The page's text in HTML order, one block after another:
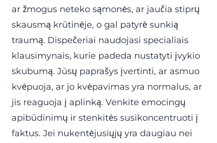
ar žmogus neteko sąmonės, ar jaučia stiprų
skausmą krūtinėje, o gal patyrė sunkią
traumą. Dispečeriai naudojasi specialiais
klausimynais, kurie padeda nustatyti įvykio
skubumą. Jūsų paprašys įvertinti, ar asmuo
kvėpuoja, ar jo kvėpavimas yra normalus, ar
jis reaguoja į aplinką. Venkite emocingų
apibūdinimų ir stenkitės susikoncentruoti į
faktus. Jei nukentėjusiųjų yra daugiau nei